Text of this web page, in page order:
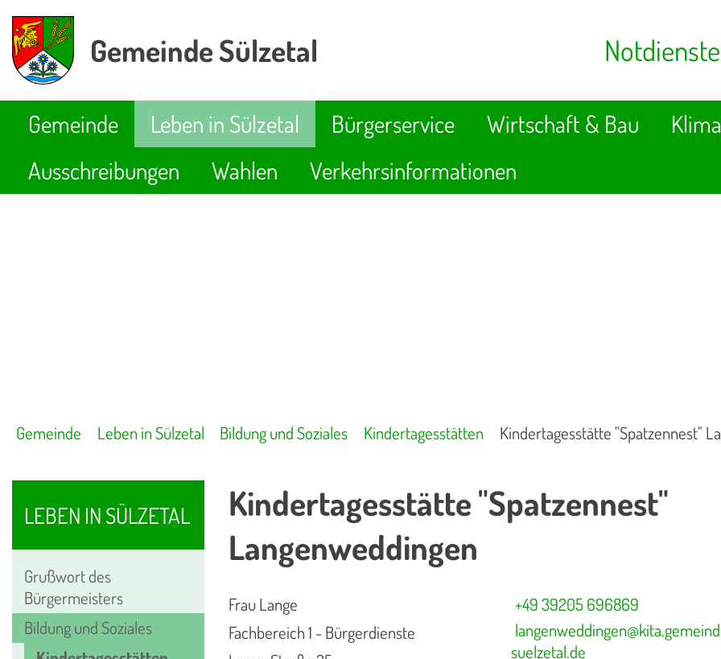
Gemeinde Sülzetal Notdienste
Gemeinde Leben in Sülzetal Bürgerservice Wirtschaft & Bau
Ausschreibungen
Wahlen Verkehrsinformationen
Gemeinde Leben in Sülzetal Bildung und Soziales Kindertagesstätten Kindertagesstätte "Spatzennest"
LEBEN IN SÜLZETAL
Grußwort des
Bürgermeisters
Bildung und Soziales
Kindertagesstätte "Spatzennest"
Langenweddingen
Frau Lange
Fachbereich 1 - Bürgerdienste
+49 39205 696869
suelzetal.de